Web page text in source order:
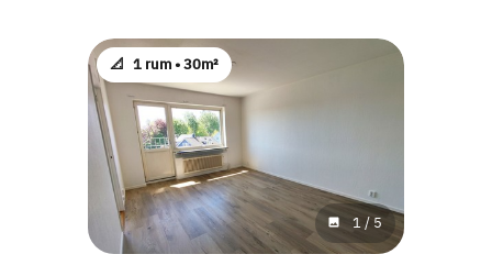
📐 1 rum •30m²
1/ 5